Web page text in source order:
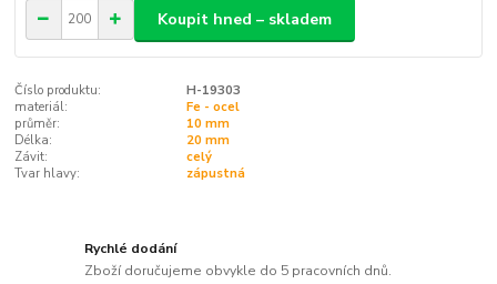
Koupit hned – skladem
Číslo produktu:
H-19303
materiál:
Fe - ocel
průměr:
10 mm
Délka:
20 mm
Závit:
celý
Tvar hlavy:
zápustná
Rychlé dodání
Zboží doručujeme obvykle do 5 pracovních dnů.